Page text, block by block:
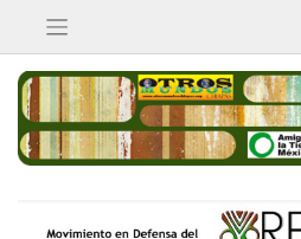
contenido